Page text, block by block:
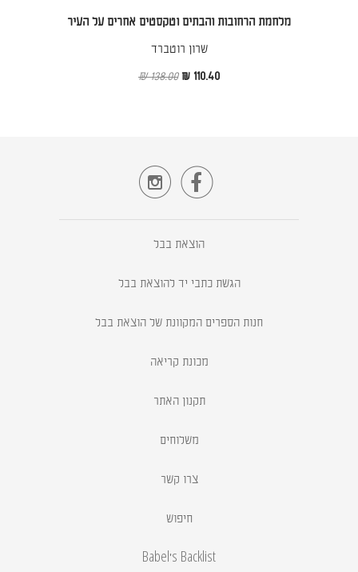
מלחמת הרחובות והבתים וטקסטים אחרים על העיר
שרון רוטברד
110.40 ₪
138.00 ₪


הוצאת בבל
הגשת כתבי יד להוצאת בבל
חנות הספרים המקוונת של הוצאת בבל
מכונת קריאה
תקנון האתר
משלוחים
צרו קשר
חיפוש
Babel's Backlist